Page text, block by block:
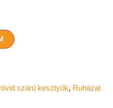
szárú kesztyűk, Ruházat